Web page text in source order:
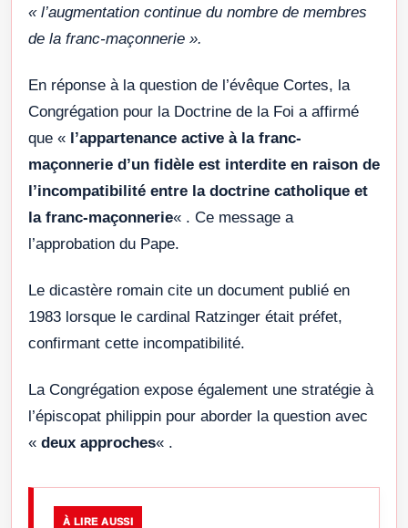
« l’augmentation continue du nombre de membres
de la franc-maçonnerie ».
En réponse à la question de l’évêque Cortes, la
Congrégation pour la Doctrine de la Foi a affirmé
que « l’appartenance active à la franc-
maçonnerie d’un fidèle est interdite en raison de
l’incompatibilité entre la doctrine catholique et
la franc-maçonnerie« . Ce message a
l’approbation du Pape.
Le dicastère romain cite un document publié en
1983 lorsque le cardinal Ratzinger était préfet,
confirmant cette incompatibilité.
La Congrégation expose également une stratégie à
l’épiscopat philippin pour aborder la question avec
« deux approches« .
À LIRE AUSSI